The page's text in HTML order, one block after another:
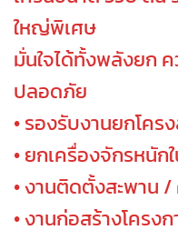
ใหญ่พิเศษ
มั่นใจได้ทั้งพลังยก ค
ปลอดภัย
• รองรับงานยกโค
• ยกเครื่องจักรหนัก
• งานติดตั้งสะพาน
• งานก่อสร้างโครง